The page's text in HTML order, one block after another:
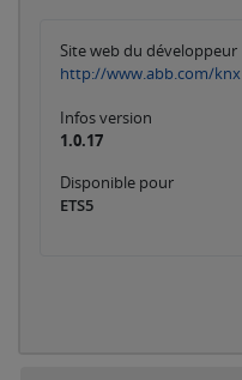
Site web du développeur
http://www.abb.com/knx
Infos version
1.0.17
Disponible pour
ETS5